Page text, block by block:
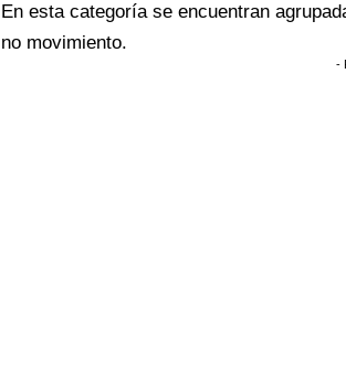
En esta categoría se encuentran
no movimiento.
-